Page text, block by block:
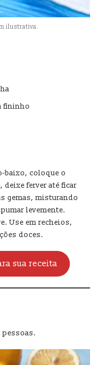
ilustrativa.
fininho
baixo, coloque o
deixe ferver até ficar
gemas, misturando
levemente.
Use em recheios,
doces.
sua receita
pessoas.